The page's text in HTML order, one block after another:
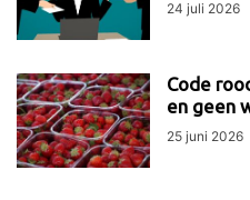
24 juli 2026
Code
en geen
25 juni 2026